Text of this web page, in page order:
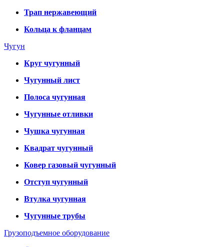
Трап нержавеющий
Кольца к фланцам
Чугун
Круг чугунный
Чугунный лист
Полоса чугунная
Чугунные отливки
Чушка чугунная
Квадрат чугунный
Ковер газовый чугунный
Отступ чугунный
Втулка чугунная
Чугунные трубы
Грузоподъемное оборудование